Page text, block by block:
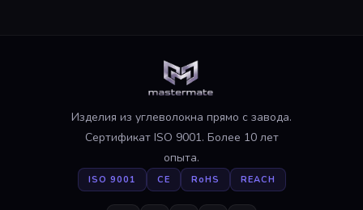
Изделия из углеволокна прямо с завода.
Сертификат ISO 9001. Более 10 лет
опыта.
ISO 9001 CE RoHS REACH